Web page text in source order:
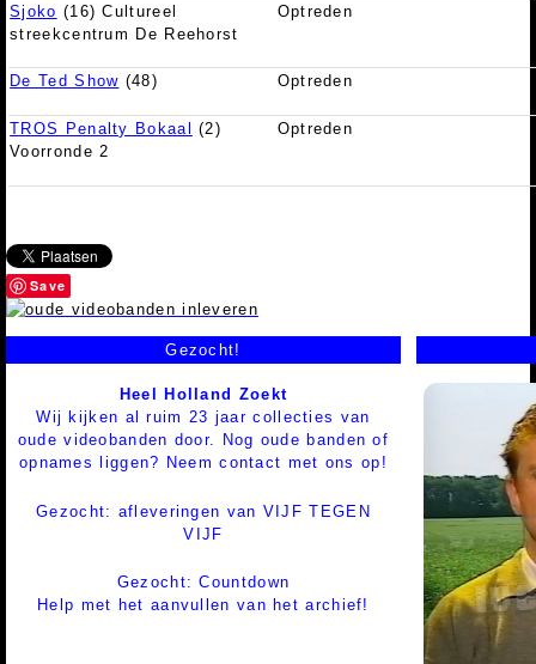
Sjoko (16) Cultureel
streekcentrum De Reehorst
Optreden
De Ted Show (48) Optreden
TROS Penalty Bokaal
(2)
Voorronde 2
Optreden
Save
Gezocht!
Heel Holland Zoekt
Wij kijken al ruim 23 jaar collecties van
oude videobanden door. Nog oude banden of
opnames liggen? Neem contact met ons op!
Gezocht: afleveringen van VIJF TEGEN
VIJF
Gezocht: Countdown
Help met het aanvullen van het archief!